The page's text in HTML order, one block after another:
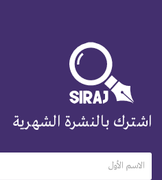
اشترك بالنشرة الشهرية